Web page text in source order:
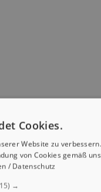
Cookies.
Website zu
von Cookies gemäß
/ Datenschutz
→